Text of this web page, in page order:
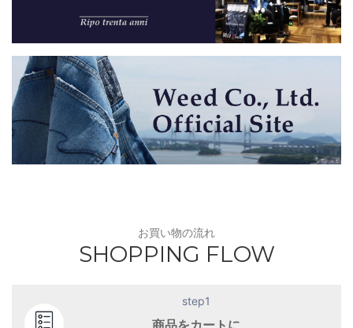
お買い物の流れ
SHOPPING FLOW
step1
商品をカートに